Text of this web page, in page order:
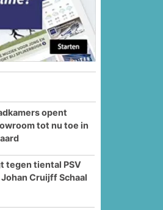
opent
tot nu toe in
tegen tiental PSV
Cruijff Schaal